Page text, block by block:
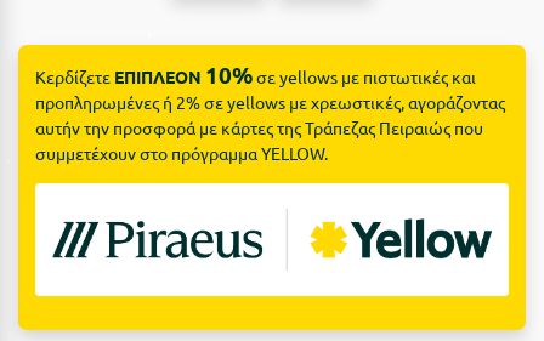
Γρεβενά
Γύθειο
Δ
Δελφοί
Κερδίζετε ΕΠΙΠΛΕΟΝ 10%σε yellows με πιστωτικές και
προπληρωμένες ή 2% σε yellows με χρεωστικές, αγοράζοντας
αυτήν την προσφορά με κάρτες της Τράπεζας Πειραιώς που
συμμετέχουν στο πρόγραμμα YELLOW.